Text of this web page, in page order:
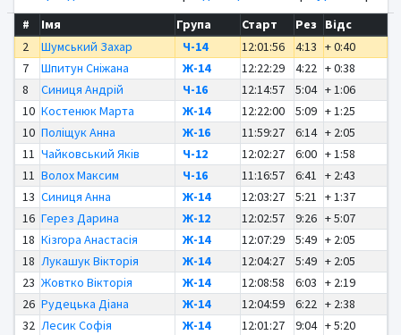
# Імя Група Старт Рез
Відс
2
Шумський Захар Ч-14 12:01:56 4:13 + 0:40
7
Шпитун Сніжана Ж-14 12:22:29 4:22 + 0:38
8
Синиця Андрій Ч-16 12:14:57 5:04 + 1:06
10 Костенюк Марта Ж-14 12:22:00 5:09 + 1:25
10 Поліщук Анна Ж-16 11:59:27 6:14 + 2:05
11 Чайковський Яків Ч-12 12:02:27 6:00 + 1:58
11 Волох Максим Ч-16 11:16:57 6:41 + 2:43
13 Синиця Анна Ж-14 12:03:27 5:21 + 1:37
16 Герез Дарина Ж-12 12:02:57 9:26 + 5:07
18 Кізгора Анастасія Ж-14 12:07:29 5:49 + 2:05
18 Лукашук Вікторія Ж-14 12:04:27 5:49 + 2:05
23 Жовтко Вікторія Ж-14 12:08:58 6:03 + 2:19
26 Рудецька Діана Ж-14 12:04:59 6:22 + 2:38
32 Лесик Софія Ж-14 12:01:27 9:04 + 5:20